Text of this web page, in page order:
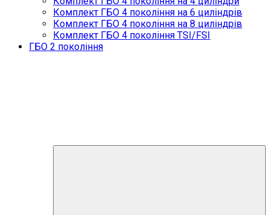
Комплект ГБО 4 покоління на 6 циліндрів
Комплект ГБО 4 покоління на 8 циліндрів
Комплект ГБО 4 покоління TSI/FSI
ГБО 2 покоління